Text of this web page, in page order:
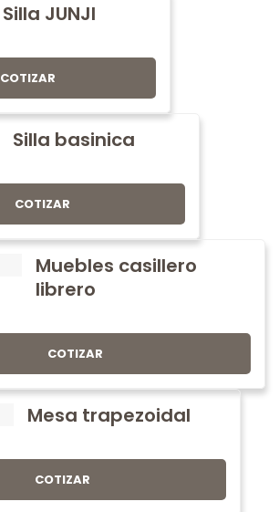
Silla JUNJI
COTIZAR
Silla basinica
COTIZAR
Muebles casillero
librero
COTIZAR
Mesa trapezoidal
COTIZAR